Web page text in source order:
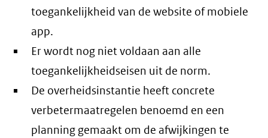
toegankelijkheid van de website of mobiele
app.
Er wordt nog niet voldaan aan alle
toegankelijkheidseisen uit de norm.
De overheidsinstantie heeft concrete
verbetermaatregelen benoemd en een
planning gemaakt om de afwijkingen te